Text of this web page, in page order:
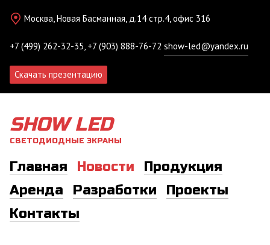
Москва, Новая Басманная, д.14 стр.4, офис 316
+7 (499) 262-32-35, +7 (903) 888-76-72 show-led@yandex.ru
Скачать презентацию
SHOW LED
СВЕТОДИОДНЫЕ ЭКРАНЫ
Главная Новости
Продукция
Аренда
Разработки
Проекты
Контакты